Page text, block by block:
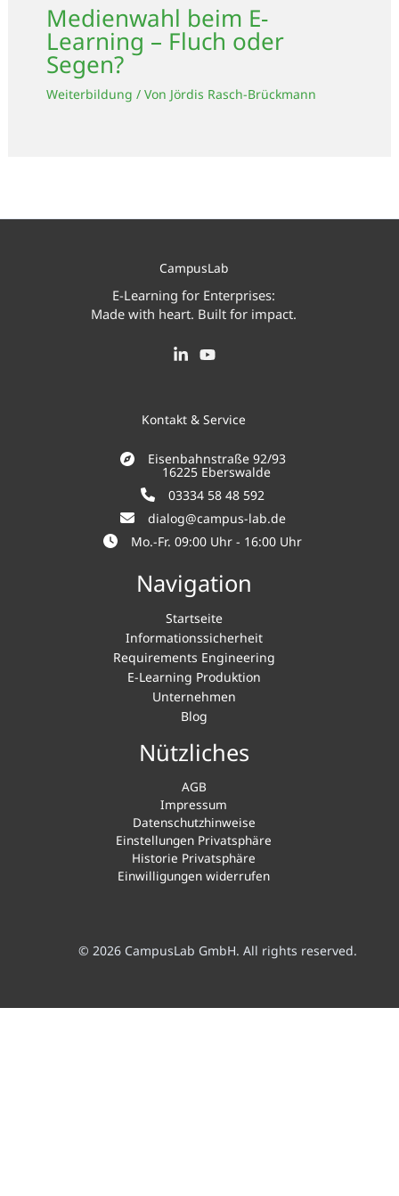
Medienwahl beim E-
Learning – Fluch oder
Segen?
Weiterbildung / Von Jördis Rasch-Brückmann
CampusLab
E-Learning for Enterprises:
Made with heart. Built for impact.
Kontakt & Service
Eisenbahnstraße 92/93
16225 Eberswalde
03334 58 48 592
dialog@campus-lab.de
Mo.-Fr. 09:00 Uhr - 16:00 Uhr
Navigation
Startseite
Informationssicherheit
Requirements Engineering
E-Learning Produktion
Unternehmen
Blog
Nützliches
AGB
Impressum
Datenschutzhinweise
Einstellungen Privatsphäre
Historie Privatsphäre
Einwilligungen widerrufen
© 2026 CampusLab GmbH. All rights reserved.